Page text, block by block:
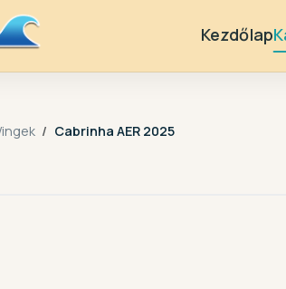
Kezdőlap
Cabrinha AER 2025